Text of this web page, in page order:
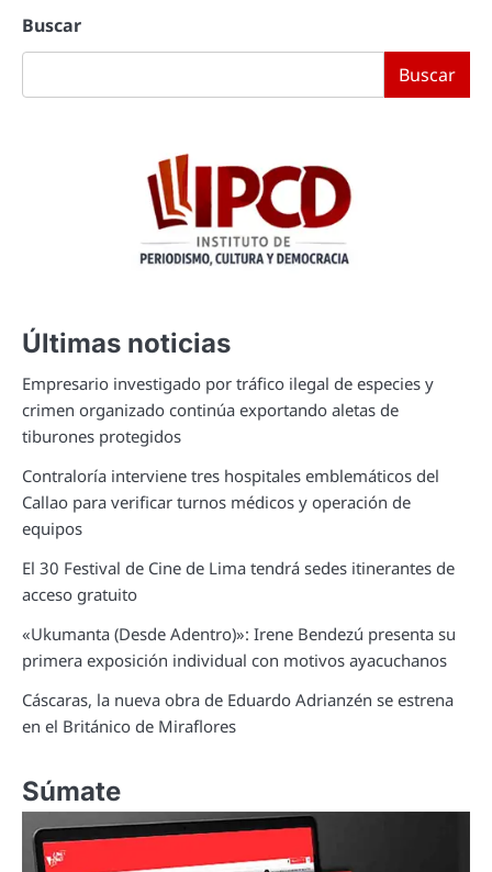
Buscar
Buscar
Últimas noticias
Empresario investigado por tráfico ilegal de especies y
crimen organizado continúa exportando aletas de
tiburones protegidos
Contraloría interviene tres hospitales emblemáticos del
Callao para verificar turnos médicos y operación de
equipos
El 30 Festival de Cine de Lima tendrá sedes itinerantes de
acceso gratuito
«Ukumanta (Desde Adentro)»: Irene Bendezú presenta su
primera exposición individual con motivos ayacuchanos
Cáscaras, la nueva obra de Eduardo Adrianzén se estrena
en el Británico de Miraflores
Súmate